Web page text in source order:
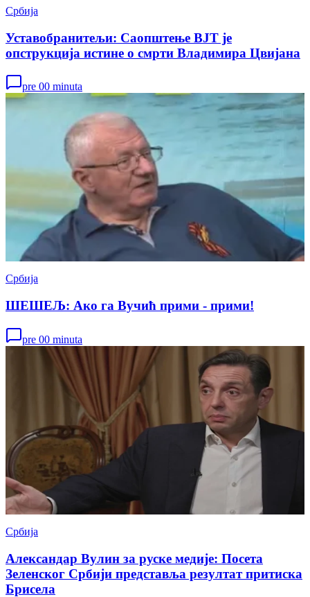
Србија
Уставобранитељи: Саопштење ВЈТ је
опструкција истине о смрти Владимира Цвијана
pre 00 minuta
Србија
ШЕШЕЉ: Ако га Вучић прими - прими!
pre 00 minuta
Србија
Александар Вулин за руске медије: Посета
Зеленског Србији представља резултат притиска
Брисела